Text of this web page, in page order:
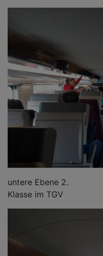
untere Ebene 2.
Klasse im TGV